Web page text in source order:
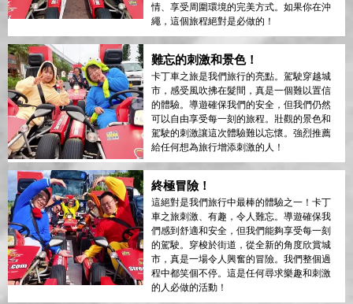
情、享受周圍環境的完美方式。如果你在沖
繩，這個旅程絕對是必做的！
難忘的刺激和景色！
卡丁車之旅是我們旅行的亮點。駕駛穿越城
市，感受風吹拂在髮間，真是一個難以置信
的體驗。導遊確保我們的安全，但我們仍然
可以自由享受每一刻的旅程。壯觀的景色和
駕駛的刺激讓這次體驗難以忘懷。強烈推薦
給任何想為旅行增添刺激的人！
終極冒險！
這絕對是我們旅行中最棒的體驗之一！卡丁
車之旅刺激、有趣，令人難忘。導遊確保我
們感到舒適和安全，但我們能夠享受每一刻
的駕駛。穿梭於街道，從全新的角度欣賞城
市，真是一場令人興奮的冒險。我們整個過
程中都笑個不停。這是任何尋求樂趣和刺激
的人必做的活動！